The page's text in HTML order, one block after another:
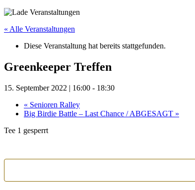
« Alle Veranstaltungen
Diese Veranstaltung hat bereits stattgefunden.
Greenkeeper Treffen
15. September 2022 | 16:00 - 18:30
« Senioren Ralley
Big Birdie Battle – Last Chance / ABGESAGT »
Tee 1 gesperrt